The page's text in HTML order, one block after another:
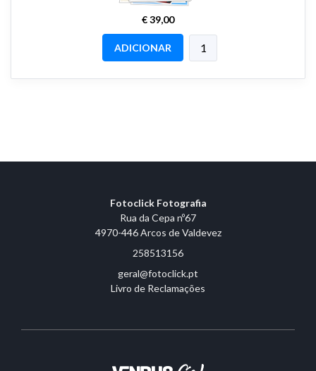
€ 39,00
ADICIONAR
Fotoclick Fotografia
Rua da Cepa nº67
4970-446 Arcos de Valdevez
258513156
geral@fotoclick.pt
Livro de Reclamações